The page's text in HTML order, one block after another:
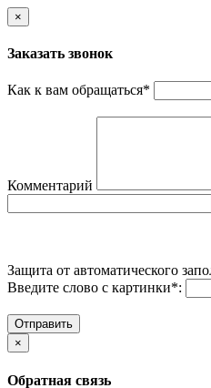
×
Заказать звонок
Как к вам обращаться*
Комментарий
Защита от автоматического
Введите слово с картинки*:
Отправить
×
Обратная связь